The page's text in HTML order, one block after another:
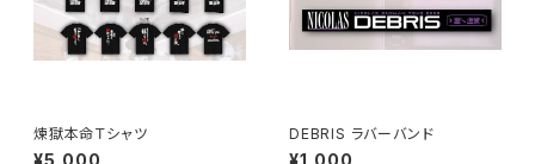
煉獄本命Ｔシャツ
¥5,000
DEBRIS ラバーバンド
¥1,000